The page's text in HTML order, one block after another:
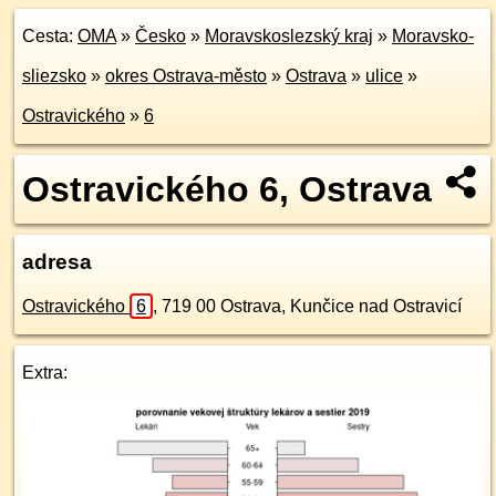
Cesta: OMA» Česko » Moravskoslezský kraj » Moravsko-
sliezsko » okres Ostrava-město » Ostrava » ulice »
Ostravického » 6
Ostravického 6, Ostrava
adresa
Ostravického 6 , 719 00 Ostrava, Kunčice nad Ostravicí
Extra: